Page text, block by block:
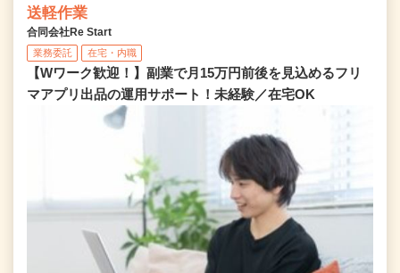
送軽作業
合同会社Re Start
業務委託 在宅・内職
【Wワーク歓迎！】副業で月15万円前後を見込めるフリ
マアプリ出品の運用サポート！未経験／在宅OK